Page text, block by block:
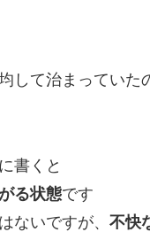
して治まっていた
書くと
る状態です
ないですが、 不快